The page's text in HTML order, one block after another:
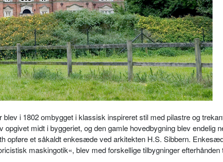
i 1802 ombygget i klassisk inspireret stil med pilastre og
midt i byggeriet, og den gamle hovedbygning blev endelig
opføre et såkaldt enkesæde ved arkitekten H.S. Sibbern.
maskingotik«, blev med forskellige tilbygninger efterhånden